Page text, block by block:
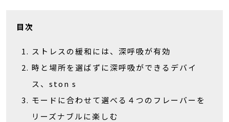
目次
ストレスの緩和には、深呼吸が有効
時と場所を選ばずに深呼吸ができるデバイ
ス、ston s
モードに合わせて選べる４つのフレーバーを
リーズナブルに楽しむ